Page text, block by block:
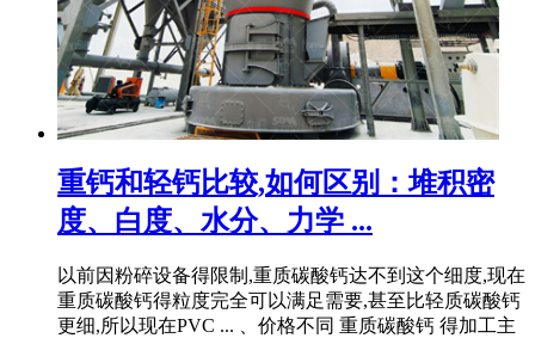
重钙和轻钙比较,如何区别：堆积密
度、白度、水分、力学 ...
以前因粉碎设备得限制,重质碳酸钙达不到这个细度,现在
重质碳酸钙得粒度完全可以满足需要,甚至比轻质碳酸钙
更细,所以现在PVC ... 、价格不同 重质碳酸钙 得加工主